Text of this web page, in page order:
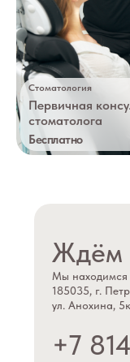
Стоматология
Первичная
стоматолога
Бесплатно
Ждём
Мы находимся
185035, г.
ул. Анохина,
+7